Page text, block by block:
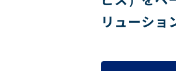
リューショ